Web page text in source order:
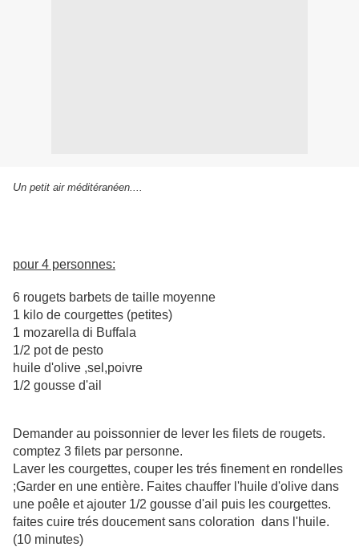
Un petit air méditéranéen....
pour 4 personnes:
6 rougets barbets de taille moyenne
1 kilo de courgettes (petites)
1 mozarella di Buffala
1/2 pot de pesto
huile d'olive ,sel,poivre
1/2 gousse d'ail
Demander au poissonnier de lever les filets de rougets.
comptez 3 filets par personne.
Laver les courgettes, couper les trés finement en rondelles
;Garder en une entière. Faites chauffer l'huile d'olive dans
une poêle et ajouter 1/2 gousse d'ail puis les courgettes.
faites cuire trés doucement sans coloration dans l'huile.
(10 minutes)